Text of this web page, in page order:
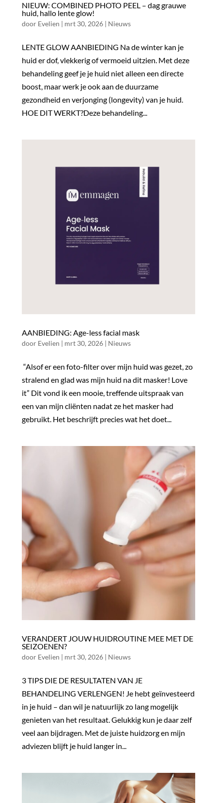
NIEUW: COMBINED PHOTO PEEL – dag grauwe
huid, hallo lente glow!
door Evelien | mrt 30, 2026| Nieuws
LENTE GLOW AANBIEDING Na de winter kan je
huid er dof, vlekkerig of vermoeid uitzien. Met deze
behandeling geef je je huid niet alleen een directe
boost, maar werk je ook aan de duurzame
gezondheid en verjonging (longevity) van je huid.
HOE DIT WERKT?Deze behandeling...
AANBIEDING: Age-less facial mask
door Evelien | mrt 30, 2026| Nieuws
“Alsof er een foto-filter over mijn huid was gezet, zo
stralend en glad was mijn huid na dit masker! Love
it” Dit vond ik een mooie, treffende uitspraak van
een van mijn cliënten nadat ze het masker had
gebruikt. Het beschrijft precies wat het doet...
VERANDERT JOUW HUIDROUTINE MEE MET DE
SEIZOENEN?
door Evelien | mrt 30, 2026| Nieuws
3 TIPS DIE DE RESULTATEN VAN JE
BEHANDELING VERLENGEN! Je hebt geïnvesteerd
in je huid – dan wil je natuurlijk zo lang mogelijk
genieten van het resultaat. Gelukkig kun je daar zelf
veel aan bijdragen. Met de juiste huidzorg en mijn
adviezen blijft je huid langer in...